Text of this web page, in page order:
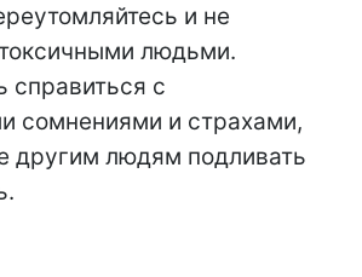
и не
людьми.
справиться с
сомнениями и страхами,
другим людям подливать